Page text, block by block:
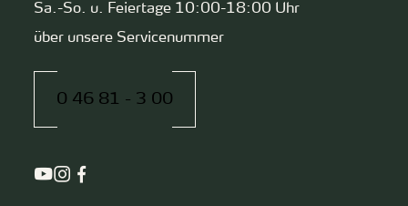
Sa.-So. u. Feiertage 10:00-18:00 Uhr
über unsere Servicenummer
0 46 81 - 3 00